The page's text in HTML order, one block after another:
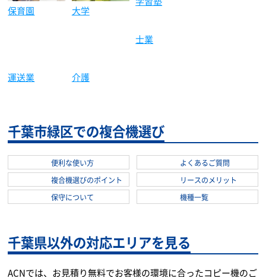
保育園 大学
便利な使い方
保守について
機種一覧
ACNでは、お見積り無料でお客様の環境に合ったコピー機のご
提案を行っております。各都道府県別の対応状況については下
記よりご確認ください。